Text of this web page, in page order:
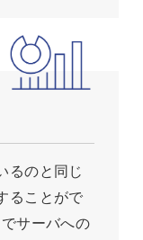
るのと同じ
ることがで
サーバへの